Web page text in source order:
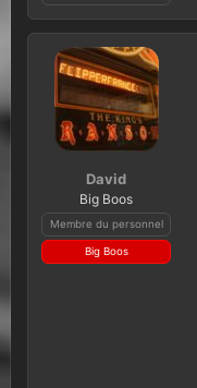
David
Big Boos
Membre du personnel
Big Boos